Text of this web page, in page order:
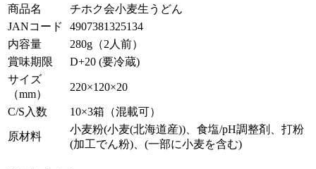
商品名
チホク会小麦生うどん
JANコード
4907381325134
内容量
280g（2人前）
賞味期限
D+20 (要冷蔵)
サイズ
（mm）
220×120×20
C/S入数 10×3箱（混載可）
原材料
小麦粉(小麦(北海道産))、食塩/pH調整剤、打粉
(加工でん粉)、(一部に小麦を含む)